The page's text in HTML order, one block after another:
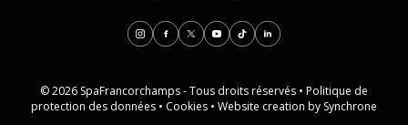
© 2026 SpaFrancorchamps - Tous droits réservés • Politique de
protection des données • Cookies • Website creation by Synchrone